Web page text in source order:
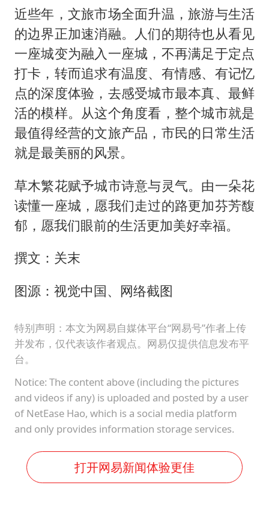
近些年，文旅市场全面升温，旅游与生活
的边界正加速消融。人们的期待也从看见
一座城变为融入一座城，不再满足于定点
打卡，转而追求有温度、有情感、有记忆
点的深度体验，去感受城市最本真、最鲜
活的模样。从这个角度看，整个城市就是
最值得经营的文旅产品，市民的日常生活
就是最美丽的风景。
草木繁花赋予城市诗意与灵气。由一朵花
读懂一座城，愿我们走过的路更加芬芳馥
郁，愿我们眼前的生活更加美好幸福。
撰文：关末
图源：视觉中国、网络截图
特别声明：本文为网易自媒体平台“网易号”作者上传
并发布，仅代表该作者观点。网易仅提供信息发布平
台。
Notice: The content above (including the pictures
and videos if any) is uploaded and posted by a user
of NetEase Hao, which is a social media platform
and only provides information storage services.
打开网易新闻体验更佳